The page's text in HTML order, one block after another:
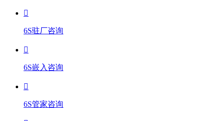
6S驻厂咨询
6S嵌入咨询
6S管家咨询